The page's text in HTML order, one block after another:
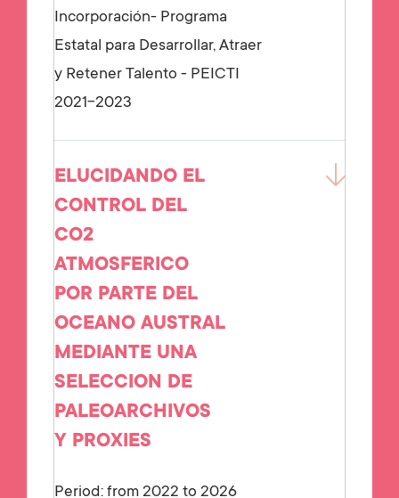
Incorporación- Programa
Estatal para Desarrollar, Atraer
y Retener Talento - PEICTI
2021-2023
ELUCIDANDO EL
CONTROL DEL
CO2
ATMOSFERICO
POR PARTE DEL
OCEANO AUSTRAL
MEDIANTE UNA
SELECCION DE
PALEOARCHIVOS
Y PROXIES
Period: from 2022 to 2026